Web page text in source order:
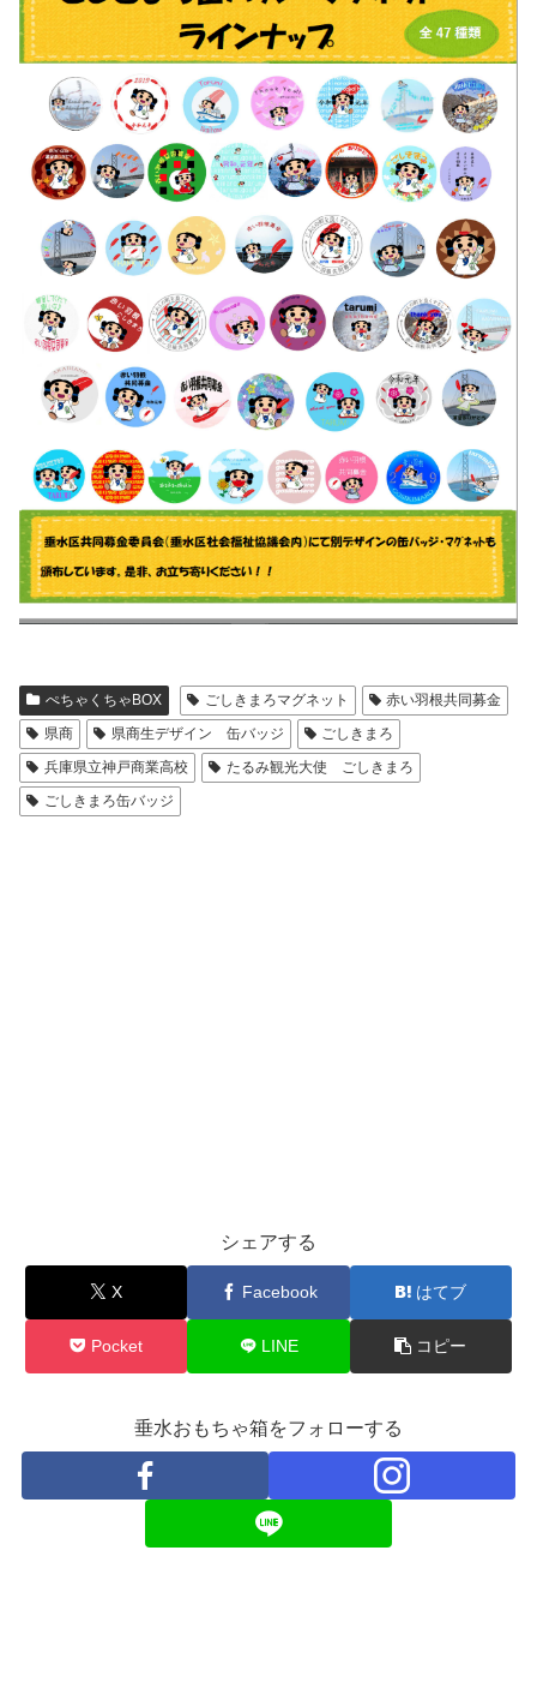
ぺちゃくちゃBOX ごしきまろマグネット
赤い羽根共同募金
県商
県商生デザイン 缶バッジ
ごしきまろ
兵庫県立神戸商業高校
たるみ観光大使 ごしきまろ
ごしきまろ缶バッジ
シェアする
X Facebook はてブ
Pocket LINE コピー
垂水おもちゃ箱をフォローする